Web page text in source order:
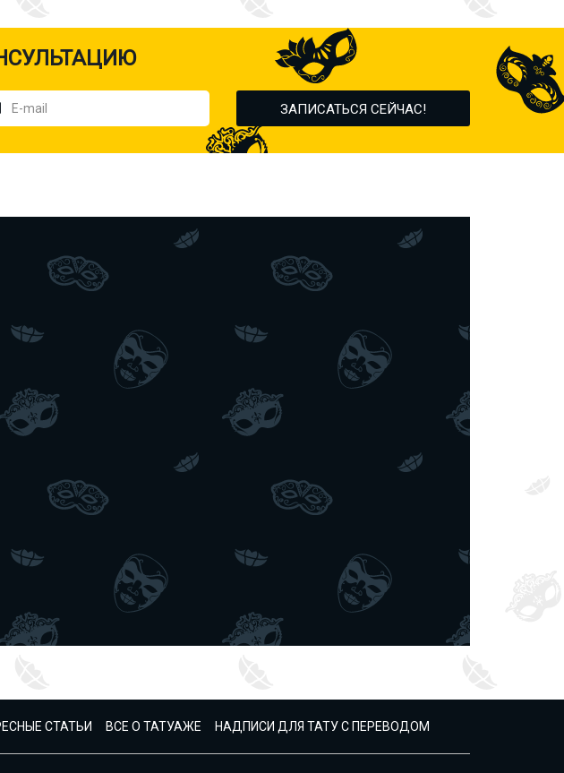
СТАТЬИ ВСЕ О ТАТУАЖЕ НАДПИСИ ДЛЯ ТАТУ С ПЕРЕВОДОМ